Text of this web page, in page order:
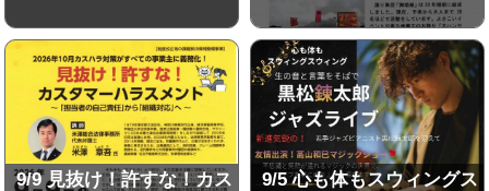
9/9 見抜け！許すな！カス
9/5 心も体もスウィングス